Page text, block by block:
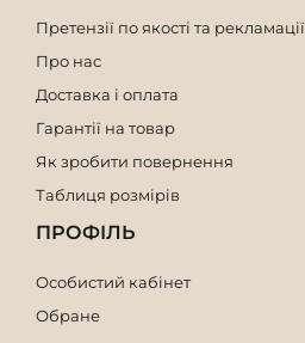
Претензії по якості та рекламації
Про нас
Доставка і оплата
Гарантії на товар
Як зробити повернення
Таблиця розмірів
ПРОФІЛЬ
Особистий кабінет
Обране